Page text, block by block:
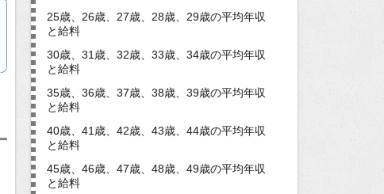
25歳、26歳、27歳、28歳、29歳の平均年収
と給料
30歳、31歳、32歳、33歳、34歳の平均年収
と給料
35歳、36歳、37歳、38歳、39歳の平均年収
と給料
40歳、41歳、42歳、43歳、44歳の平均年収
と給料
45歳、46歳、47歳、48歳、49歳の平均年収
と給料